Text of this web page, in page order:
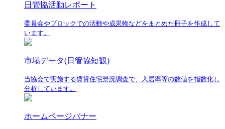
日管協活動レポート
委員会やブロックでの活動や成果物などをまとめた冊子を作成して
います。
市場データ(日管協短観)
当協会で実施する賃貸住宅景況調査で、入居率等の数値を指数化し
分析しています。
ホームページバナー